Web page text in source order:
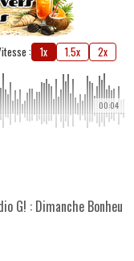
: 1x 1.5x 2x
00:04
G! : Dimanche